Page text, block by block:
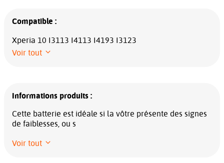
Compatible :
Xperia 10 I3113 I4113 I4193 I3123
Voir tout
Informations produits :
Cette batterie est idéale si la vôtre présente des signes
de faiblesses, ou s
Voir tout